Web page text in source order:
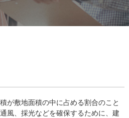
が敷地面積の中に占める割合のこと
風、採光などを確保するために、建